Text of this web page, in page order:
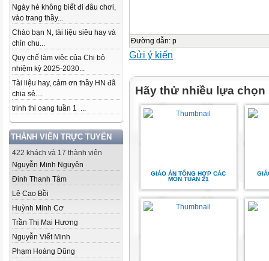
Ngày hè không biết đi đâu chơi,
vào trang thầy...
Chào bạn N, tài liệu siêu hay và
chỉn chu...
Quy chế làm việc của Chi bộ
nhiệm kỳ 2025-2030...
Tài liệu hay, cảm ơn thầy HN đã
chia sẻ....
trinh thi oang tuần 1 ...
THÀNH VIÊN TRỰC TUYẾN
422 khách và 17 thành viên
Nguyễn Minh Nguyên
Đinh Thanh Tâm
Lê Cao Bồi
Huỳnh Minh Cơ
Trần Thị Mai Hương
Nguyễn Viết Minh
Phạm Hoàng Dũng
Đường dẫn: p
Gửi ý kiến
Hãy thử nhiều lựa chọn
GIÁO ÁN TỔNG HỢP CÁC
MÔN TUẦN 21